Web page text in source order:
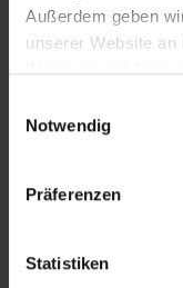
Außerdem geben
unserer Website
Werbung und
gegeben ist, und in
effektiv
diese
zusammen, die Sie
haben.
Notwendig
Präferenzen
Statistiken
6. deutschen